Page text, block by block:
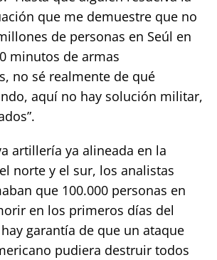
que me demuestre que no
de personas en Seúl en
minutos de armas
no sé realmente de qué
aquí no hay solución militar,
artillería ya alineada en la
norte y el sur, los analistas
que 100.000 personas en
en los primeros días del
garantía de que un ataque
pudiera destruir todos